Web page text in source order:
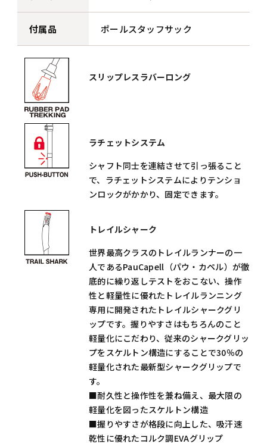
付属品 ポールスタッフサック
スリップレスラバーロング
ラチェットシステム
シャフト同士を連結させて引っ張ること
で、ラチェットシステムによりテンショ
ンロックがかかり、固定できます。
トレイルシャーク
世界最高クラスのトレイルランナーの一
人であるPauCapell（パウ・カペル）が徹
底的に繰り返しテストをおこない、操作
性と軽量性に優れたトレイルランニング
専用に開発されたトレイルシャークグリ
ップです。握りやすさはもちろんのこと
軽量化にこだわり、従来のシャークグリッ
プをスケルトン構造にすることで30％の
軽量化された最新型シャークグリップで
す。
■耐久性と操作性を兼ね備え、最大限の
軽量化を図ったスケルトン構造
■握りやすさが格段に向上した、吸汗速
乾性に優れたコルク調EVAグリップ